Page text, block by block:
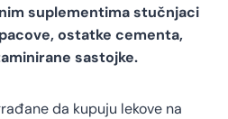
suplementima stučnjaci
ostatke cementa,
sastojke.
da kupuju lekove na